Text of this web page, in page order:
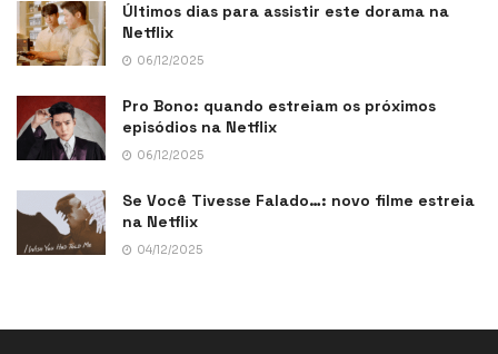
Últimos dias para assistir este dorama na
Netflix
06/12/2025
Pro Bono: quando estreiam os próximos
episódios na Netflix
06/12/2025
Se Você Tivesse Falado…: novo filme estreia
na Netflix
04/12/2025